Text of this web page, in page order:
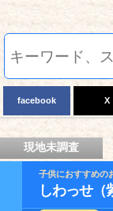
facebook X
現地未調査
子供におすすめの
しわっせ（